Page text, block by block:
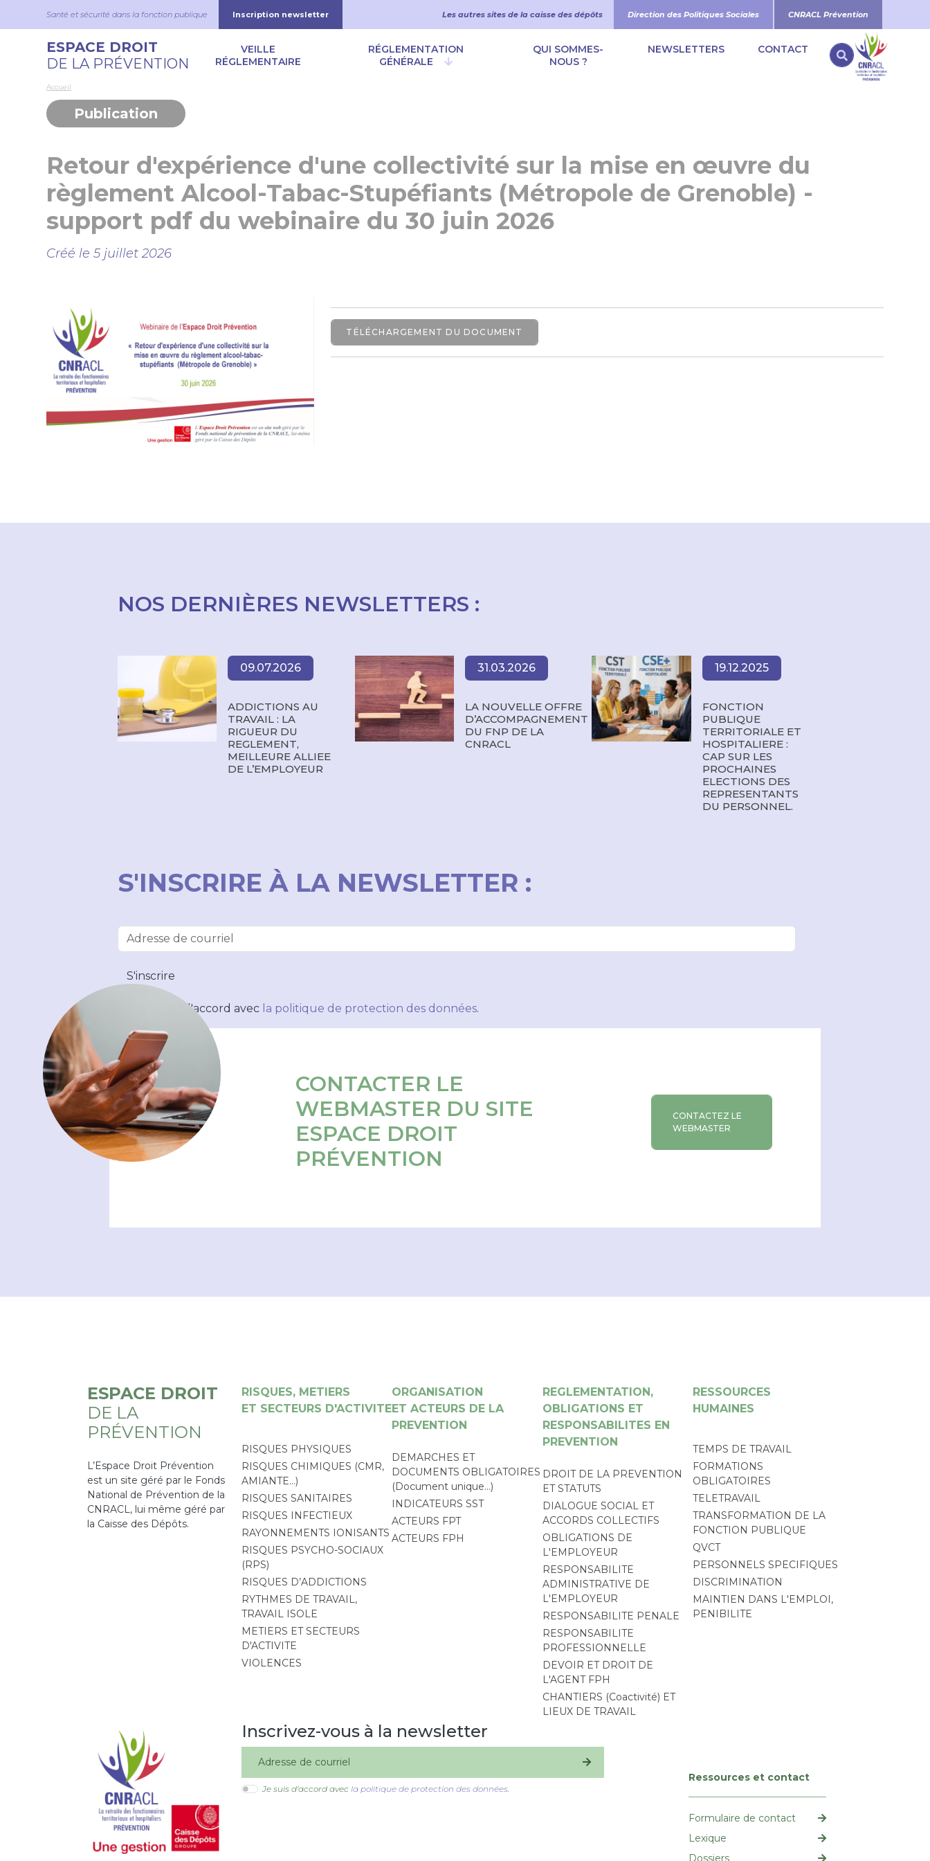
Santé et sécurité dans la fonction publique Inscription newsletter Les autres sites de la caisse des dépôts Direction des Politiques Sociales CNRACL Prévention
ESPACE DROIT
DE LA PRÉVENTION
Navigation principale
VEILLE
RÉGLEMENTAIRE
RÉGLEMENTATION
GÉNÉRALE
QUI SOMMES-
NOUS ?
NEWSLETTERS CONTACT
Search
Accueil
Publication
Retour d'expérience d'une collectivité sur la mise en œuvre du
règlement Alcool-Tabac-Stupéfiants (Métropole de Grenoble) -
support pdf du webinaire du 30 juin 2026
Créé le 5 juillet 2026
TÉLÉCHARGEMENT DU DOCUMENT
NOS DERNIÈRES NEWSLETTERS :
ADDICTIONS AU
TRAVAIL : LA
RIGUEUR DU
REGLEMENT,
MEILLEURE ALLIEE
DE L’EMPLOYEUR
09.07.2026
LA NOUVELLE OFFRE
D’ACCOMPAGNEMENT
DU FNP DE LA
CNRACL
31.03.2026
FONCTION
PUBLIQUE
TERRITORIALE ET
HOSPITALIERE :
CAP SUR LES
PROCHAINES
ELECTIONS DES
REPRESENTANTS
DU PERSONNEL.
19.12.2025
S'INSCRIRE À LA NEWSLETTER :
S'inscrire
Je suis d'accord avec la politique de protection des données.
CONTACTER LE
WEBMASTER DU SITE
ESPACE DROIT
PRÉVENTION
CONTACTEZ LE
WEBMASTER
ESPACE DROIT
DE LA
PRÉVENTION
L’Espace Droit Prévention
est un site géré par le Fonds
National de Prévention de la
CNRACL, lui même géré par
la Caisse des Dépôts.
RISQUES, METIERS
ET SECTEURS D'ACTIVITE
RISQUES PHYSIQUES
RISQUES CHIMIQUES (CMR,
AMIANTE…)
RISQUES SANITAIRES
RISQUES INFECTIEUX
RAYONNEMENTS IONISANTS
RISQUES PSYCHO-SOCIAUX
(RPS)
RISQUES D’ADDICTIONS
RYTHMES DE TRAVAIL,
TRAVAIL ISOLE
METIERS ET SECTEURS
D'ACTIVITE
VIOLENCES
ORGANISATION
ET ACTEURS DE LA
PREVENTION
DEMARCHES ET
DOCUMENTS OBLIGATOIRES
(Document unique…)
INDICATEURS SST
ACTEURS FPT
ACTEURS FPH
REGLEMENTATION,
OBLIGATIONS ET
RESPONSABILITES EN
PREVENTION
DROIT DE LA PREVENTION
ET STATUTS
DIALOGUE SOCIAL ET
ACCORDS COLLECTIFS
OBLIGATIONS DE
L'EMPLOYEUR
RESPONSABILITE
ADMINISTRATIVE DE
L'EMPLOYEUR
RESPONSABILITE PENALE
RESPONSABILITE
PROFESSIONNELLE
DEVOIR ET DROIT DE
L'AGENT FPH
CHANTIERS (Coactivité) ET
LIEUX DE TRAVAIL
RESSOURCES
HUMAINES
TEMPS DE TRAVAIL
FORMATIONS
OBLIGATOIRES
TELETRAVAIL
TRANSFORMATION DE LA
FONCTION PUBLIQUE
QVCT
PERSONNELS SPECIFIQUES
DISCRIMINATION
MAINTIEN DANS L'EMPLOI,
PENIBILITE
Image Inscrivez-vous à la newsletter
Je suis d'accord avec la politique de protection des données
Ressources et contact
Formulaire de contact
Lexique
Dossiers